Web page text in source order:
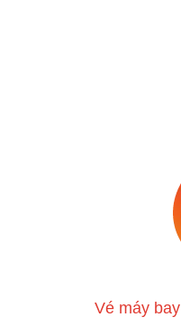
Vé máy bay